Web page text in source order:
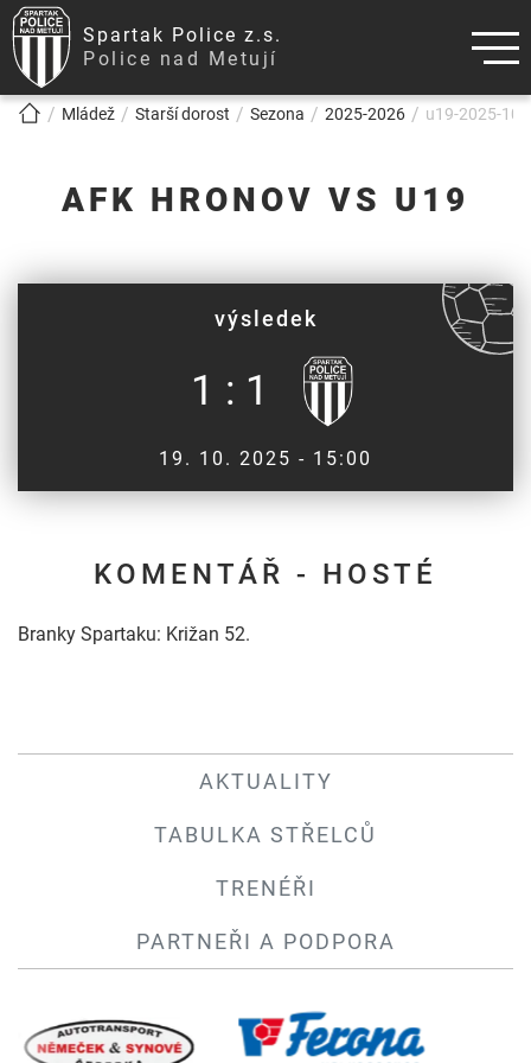
Spartak Police z.s.
Police nad Metují
!!!BREADCRUMB!!!
Mládež Starší dorost Sezona 2025-2026 u19-2025-
AFK HRONOV VS U19
výsledek
1 : 1
19. 10. 2025 - 15:00
KOMENTÁŘ - HOSTÉ
Branky Spartaku: Križan 52.
AKTUALITY
TABULKA STŘELCŮ
TRENÉŘI
PARTNEŘI A PODPORA